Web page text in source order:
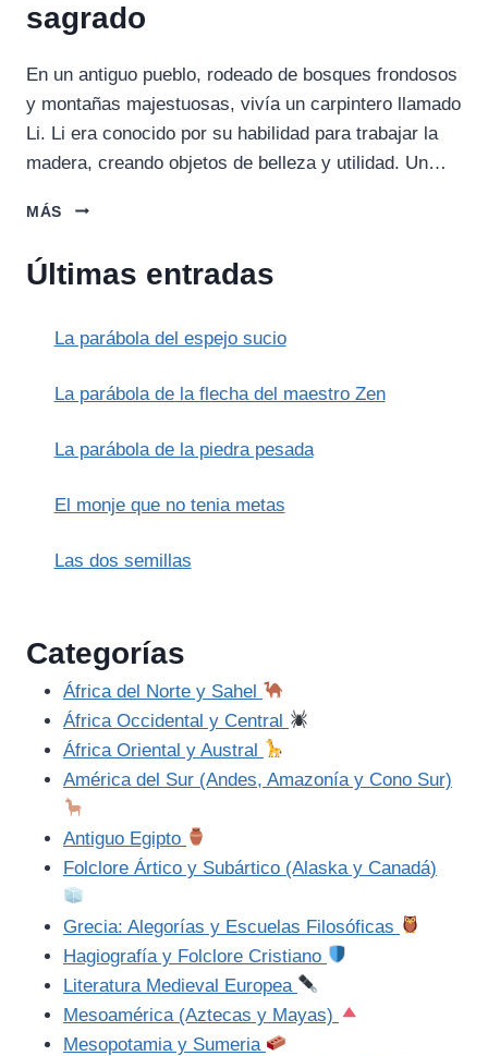
sagrado
En un antiguo pueblo, rodeado de bosques frondosos
y montañas majestuosas, vivía un carpintero llamado
Li. Li era conocido por su habilidad para trabajar la
madera, creando objetos de belleza y utilidad. Un…
MÁS
EL
EL
Últimas entradas
La parábola del espejo sucio
La parábola de la flecha del maestro Zen
La parábola de la piedra pesada
El monje que no tenia metas
Las dos semillas
Categorías
África del Norte y Sahel
África Occidental y Central
África Oriental y Austral
América del Sur (Andes, Amazonía y Cono Sur)
Antiguo Egipto
Folclore Ártico y Subártico (Alaska y Canadá)
Grecia: Alegorías y Escuelas Filosóficas
Hagiografía y Folclore Cristiano
Literatura Medieval Europea
Mesoamérica (Aztecas y Mayas)
Mesopotamia y Sumeria